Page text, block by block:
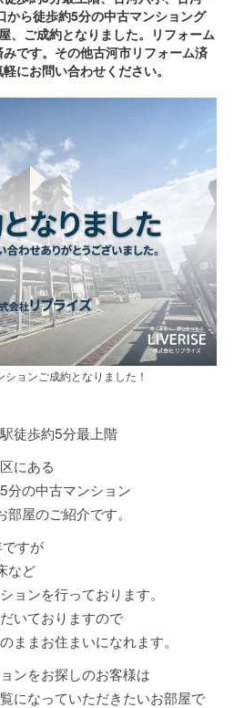
から徒歩約5分の中古マンショング
、ご成約となりました。リフォーム
です。その他古河市リフォーム済
にお問い合わせください。
ョンご成約となりました！
徒歩約5分最上階
にある
分の中古マンション
屋のご紹介です。
すが
など
ョンを行っております。
いておりますので
ままお住まいになれます。
ンをお探しのお客様は
になっていただきたいお部屋で